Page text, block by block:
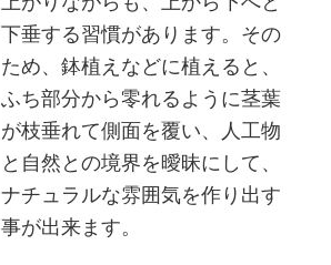
下垂する習慣があります。その
ため、鉢植えなどに植えると、
ふち部分から零れるように茎葉
が枝垂れて側面を覆い、人工物
と自然との境界を曖昧にして、
ナチュラルな雰囲気を作り出す
事が出来ます。